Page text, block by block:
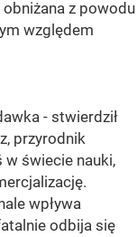
z powodu
względem
- stwierdził
przyrodnik
w świecie nauki,
wpływa
odbija się